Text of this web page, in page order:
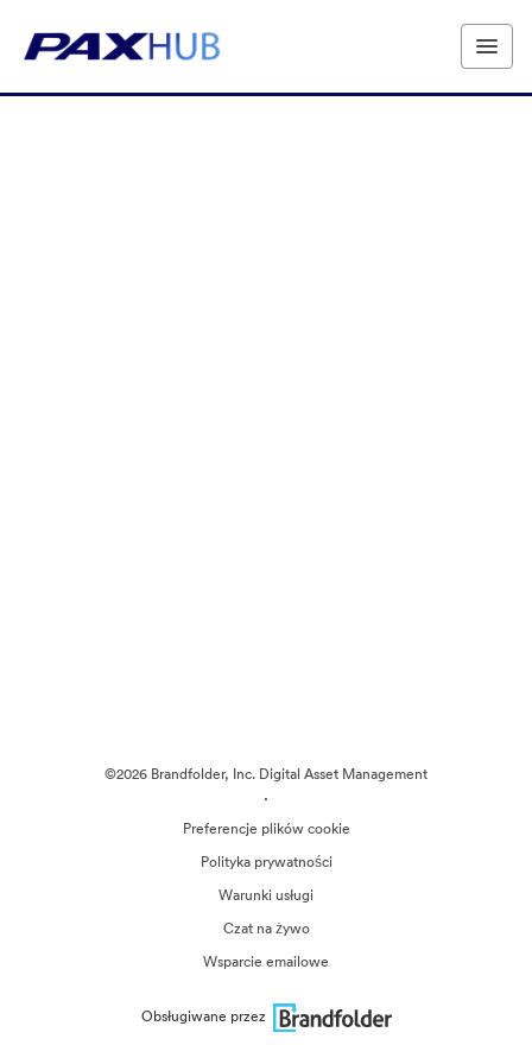
©2026 Brandfolder, Inc. Digital Asset Management
·
Preferencje plików cookie
Polityka prywatności
Warunki usługi
Czat na żywo
Wsparcie emailowe
Obsługiwane przez